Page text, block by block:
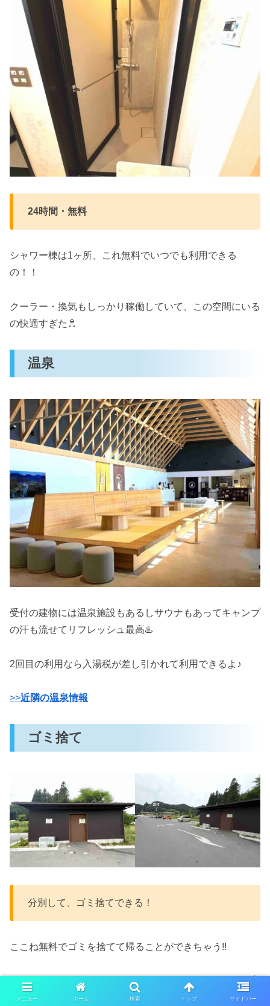
24時間・無料
シャワー棟は1ヶ所、これ無料でいつでも利用できる
の！！
クーラー・換気もしっかり稼働していて、この空間にいる
の快適すぎた🚿
温泉
受付の建物には温泉施設もあるしサウナもあってキャンプ
の汗も流せてリフレッシュ最高♨️
2回目の利用なら入湯税が差し引かれて利用できるよ♪
>>近隣の温泉情報
ゴミ捨て
分別して、ゴミ捨てできる！
ここね無料でゴミを捨てて帰ることができちゃう!!
袋は配布されないから分別分のゴミ袋を忘れず持参して👍
メニュー ホーム 検索 トップ サイドバー